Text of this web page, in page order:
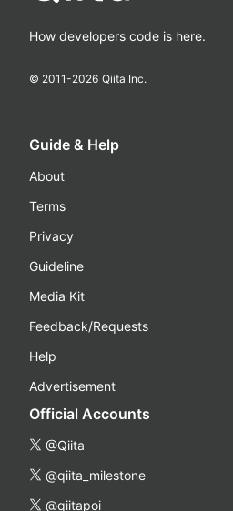
How developers code is here.
© 2011-2026 Qiita Inc.
Guide & Help
About
Terms
Privacy
Guideline
Media Kit
Feedback/Requests
Help
Advertisement
Official Accounts
@Qiita
@qiita_milestone
@qiitapoi